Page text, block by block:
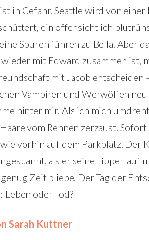
in Gefahr. Seattle wird von
ein offensichtlich
Spuren führen zu Bella. Aber
mit Edward zusammen ist,
mit Jacob entscheiden
Vampiren und Werwölfen
hinter mir. Als ich mich
vom Rennen zerzaust.
vorhin auf dem Parkplatz. Der
als er seine Lippen auf
Zeit bliebe. Der Tag der
Leben oder Tod?
Sarah Kuttner